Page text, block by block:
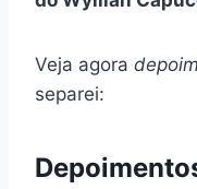
Veja agora
separei: